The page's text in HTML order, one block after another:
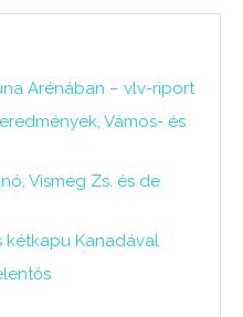
Arénában – vlv-riport
Vámos- és
Vismeg Zs. és de
kétkapu Kanadával